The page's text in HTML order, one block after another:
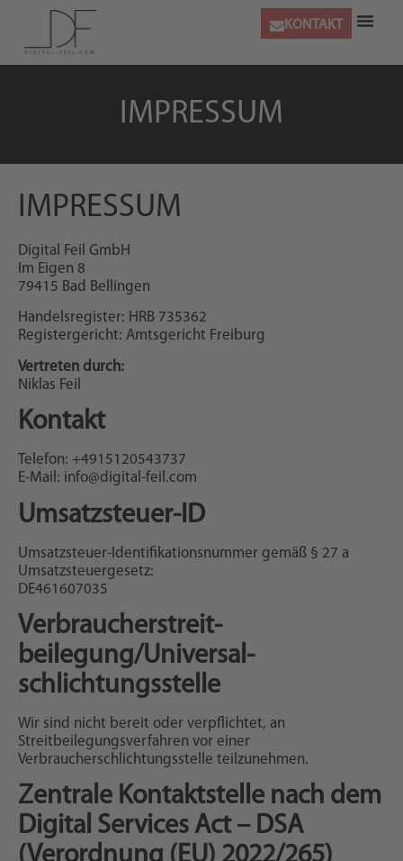
KONTAKT
IMPRESSUM
IMPRESSUM
Digital Feil GmbH
Im Eigen 8
79415 Bad Bellingen
Handelsregister: HRB 735362
Registergericht: Amtsgericht Freiburg
Vertreten durch:
Niklas Feil
Kontakt
Telefon: +4915120543737
E-Mail: info@digital-feil.com
Umsatzsteuer-ID
Umsatzsteuer-Identifikationsnummer gemäß § 27 a
Umsatzsteuergesetz:
DE461607035
Verbraucher­streit­
beilegung/Universal­
schlichtungs­stelle
Wir sind nicht bereit oder verpflichtet, an
Streitbeilegungsverfahren vor einer
Verbraucherschlichtungsstelle teilzunehmen.
Zentrale Kontaktstelle nach dem
Digital Services Act – DSA